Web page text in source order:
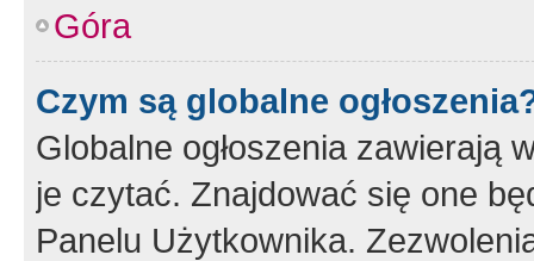
Góra
Czym są globalne
Globalne ogłoszenia zawierają
je czytać. Znajdować się one
Panelu Użytkownika.